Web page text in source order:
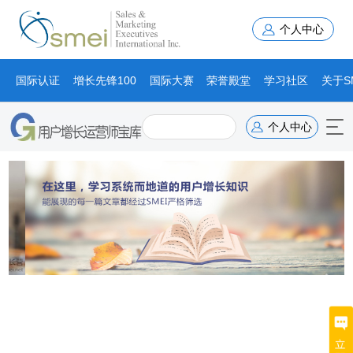
个人中心
国际认证 增长先锋100 国际大赛 荣誉殿堂 学习社区 关于
个人中心